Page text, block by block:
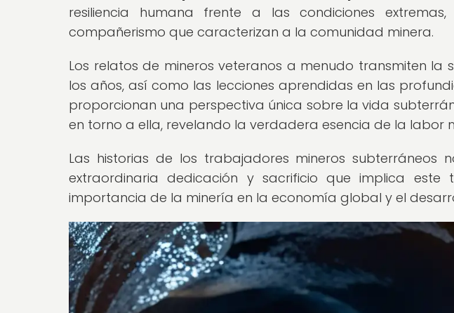
resiliencia humana frente a las condiciones
compañerismo que caracterizan a la comunidad minera.
Los relatos de mineros veteranos a menudo transmiten
los años, así como las lecciones aprendidas en las
proporcionan una perspectiva única sobre la vida
en torno a ella, revelando la verdadera esencia de la labor
Las historias de los trabajadores mineros subterráneos
extraordinaria dedicación y sacrificio que implica
importancia de la minería en la economía global y el